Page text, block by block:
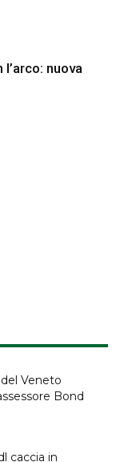
nuova
Veneto
Bond
caccia in